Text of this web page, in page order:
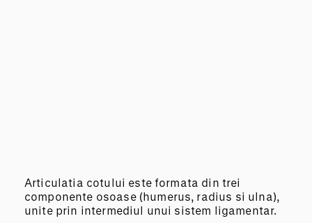
Articulatia cotului este formata din trei
componente osoase (humerus, radius si ulna),
unite prin intermediul unui sistem ligamentar.